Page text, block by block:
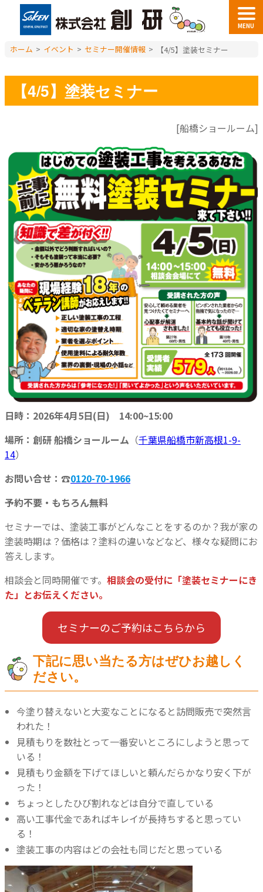
MENU
ホーム > イベント > セミナー開催情報 > 【4/5】塗装セミナー
【4/5】塗装セミナー
[船橋ショールーム]
日時： 2026年4月5日(日) 14:00~15:00
場所：創研 船橋ショールーム （千葉県船橋市新高根1-9-
14）
お問い合せ：☎0120-70-1966
予約不要・もちろん無料
セミナーでは、塗装工事がどんなことをするのか？我が家の
塗装時期は？価格は？塗料の違いなどなど、様々な疑問にお
答えします。
相談会と同時開催です。 相談会の受付に「塗装セミナーにき
た」とお伝えください。
セミナーのご予約はこちらから
下記に思い当たる方はぜひお越しく
ださい。
今塗り替えないと大変なことになると訪問販売で突然言
われた！
見積もりを数社とって一番安いところにしようと思って
いる！
見積もり金額を下げてほしいと頼んだらかなり安く下が
った！
ちょっとしたひび割れなどは自分で直している
高い工事代金であればキレイが長持ちすると思ってい
る！
塗装工事の内容はどの会社も同じだと思っている